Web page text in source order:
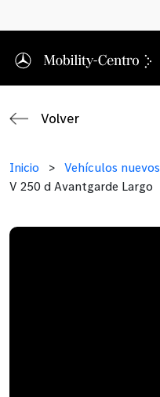
Volver
Inicio > Vehículos nuevos
V 250 d Avantgarde Largo